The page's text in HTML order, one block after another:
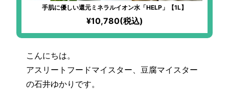
手肌に優しい還元ミネラルイオン水「HELP」【1L】
¥10,780(税込)
こんにちは。
アスリートフードマイスター、豆腐マイスター
の石井ゆかりです。